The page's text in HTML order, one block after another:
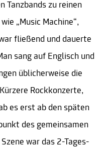
Tanzbands zu reinen
„Music Machine“,
fließend und dauerte
sang auf Englisch und
üblicherweise die
Rockkonzerte,
es erst ab den späten
des gemeinsamen
war das 2-Tages-